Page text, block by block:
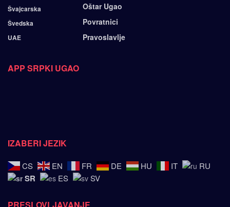
Švajcarska
Švedska
UAE
Oštar Ugao
Povratnici
Pravoslavlje
APP SRPKI UGAO
IZABERI JEZIK
CS EN FR DE HU IT RU
SR ES SV